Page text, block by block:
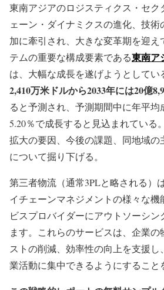
東南アジアのロジスティクス・セク
ェーン・ダイナミクスの進化、技
加に牽引され、大きな変革期を迎え
テムの重要な構成要素である東南ア
は、大幅な成長を遂げようとしてい
2,410万米ドルから2033年には20億
ると予測され、予測期間中に年平均
5.20％で成長すると見込まれている
拡大の要因、今後の課題、同地域の
について掘り下げる。
第三者物流（通常3PLと略される）
イチェーンマネジメントの様々な機
ビスプロバイダーにアウトソーシ
ます。これらのサービスは、企業の
ストの削減、効率性の向上を支援
業活動に集中できるようにすること